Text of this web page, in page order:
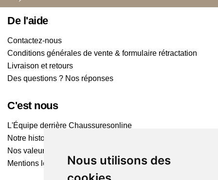
Nous utilisons des
De l'aide
Contactez-nous
Conditions générales de vente & formulaire rétractation
Livraison et retours
Des questions ? Nos réponses
C'est nous
L'Équipe derrière Chaussuresonline
Notre histoire
Nos valeurs
Mentions légales